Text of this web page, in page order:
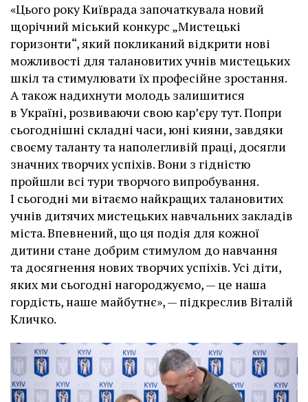
«Цього року Київрада започаткувала новий
щорічний міський конкурс „Мистецькі
горизонти“, який покликаний відкрити нові
можливості для талановитих учнів мистецьких
шкіл та стимулювати їх професійне зростання.
А також надихнути молодь залишитися
в Україні, розвиваючи свою кар’єру тут. Попри
сьогоднішні складні часи, юні кияни, завдяки
своєму таланту та наполегливій праці, досягли
значних творчих успіхів. Вони з гідністю
пройшли всі тури творчого випробування.
І сьогодні ми вітаємо найкращих талановитих
учнів дитячих мистецьких навчальних закладів
міста. Впевнений, що ця подія для кожної
дитини стане добрим стимулом до навчання
та досягнення нових творчих успіхів. Усі діти,
яких ми сьогодні нагороджуємо, — це наша
гордість, наше майбутнє», — підкреслив Віталій
Кличко.